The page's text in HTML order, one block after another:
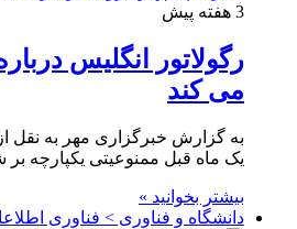
3 هفته پیش
رگولاتور انگلیس
می کند
به گزارش خبرگزاری مهر به نقل
یک ماه قبل ممنوعیتی یکپارچه
بیشتر بخوانید »
دانشگاه و فناوری > فناوری